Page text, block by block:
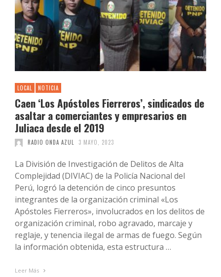
LOCAL NOTICIA
Caen ‘Los Apóstoles Fierreros’, sindicados de
asaltar a comerciantes y empresarios en
Juliaca desde el 2019
RADIO ONDA AZUL 3 MAYO, 2023
La División de Investigación de Delitos de Alta
Complejidad (DIVIAC) de la Policía Nacional del
Perú, logró la detención de cinco presuntos
integrantes de la organización criminal «Los
Apóstoles Fierreros», involucrados en los delitos de
organización criminal, robo agravado, marcaje y
reglaje, y tenencia ilegal de armas de fuego. Según
la información obtenida, esta estructura …
Leer Más